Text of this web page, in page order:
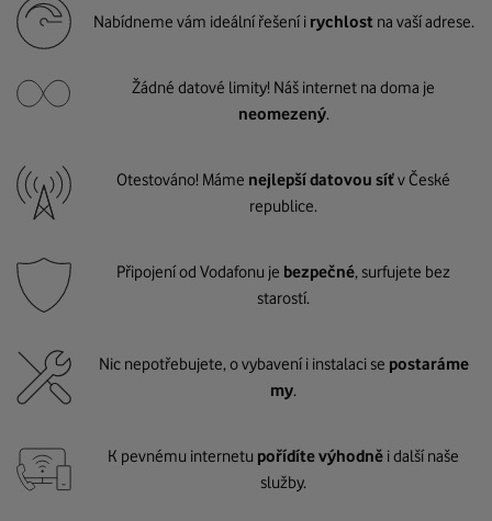
Nabídneme vám ideální řešení i rychlost na vaší adrese.
Žádné datové limity! Náš internet na doma je
neomezený.
Otestováno! Máme nejlepší datovou síťv České
republice.
Připojení od Vodafonu je bezpečné, surfujete bez
starostí.
Nic nepotřebujete, o vybavení i instalaci se postaráme
my.
K pevnému internetu pořídíte výhodně i další naše
služby.